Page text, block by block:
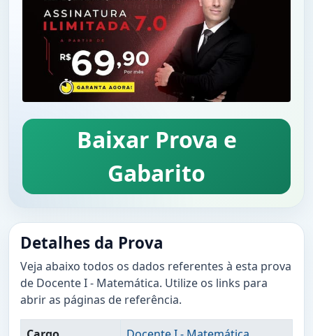
Baixar Prova e
Gabarito
Detalhes da Prova
Veja abaixo todos os dados referentes à esta prova
de Docente I - Matemática. Utilize os links para
abrir as páginas de referência.